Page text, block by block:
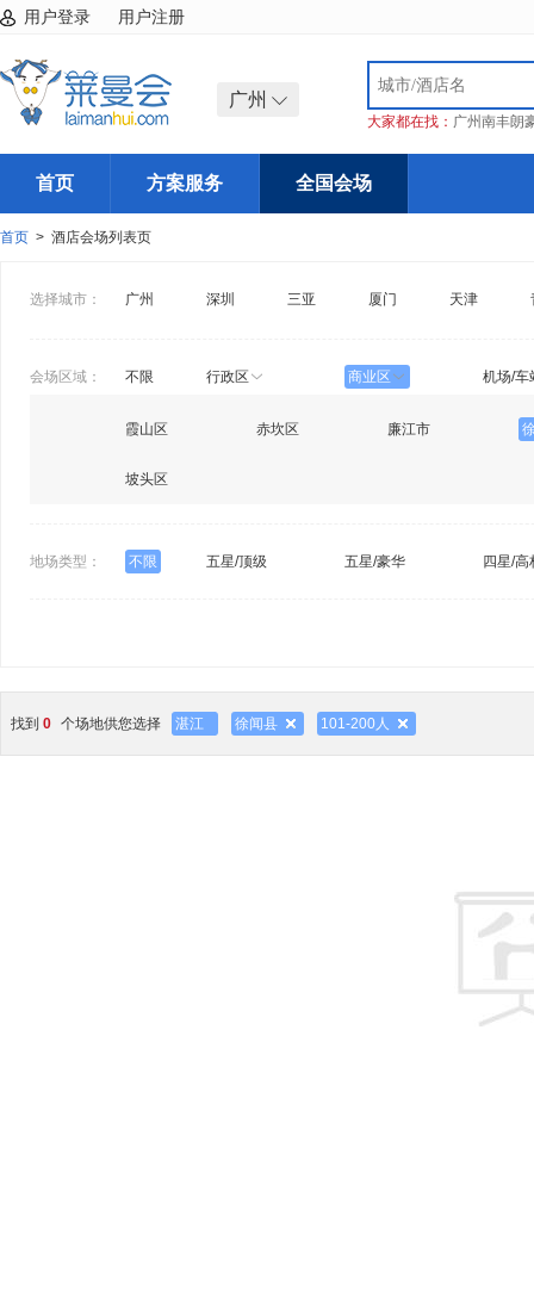
用户登录 用户注册
广州
大家都在找： 广州南丰朗
首页 方案服务 全国会场
首页 > 酒店会场列表页
选择城市： 广州 深圳 三亚 厦门 天津
会场区域： 不限 行政区 商业区 机场/车
霞山区 赤坎区 廉江市
坡头区
地场类型： 不限 五星/顶级 五星/豪华 四星/高
找到 0 个场地供您选择 湛江 徐闻县 101-200人